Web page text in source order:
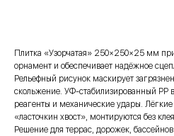
Плитка «Узорчатая» 250×250×25 мм
орнамент и обеспечивает надёжное
Рельефный рисунок маскирует
скольжение. УФ-стабилизированный PP
реагенты и механические удары.
«ласточкин хвост», монтируются без
Решение для террас, дорожек,